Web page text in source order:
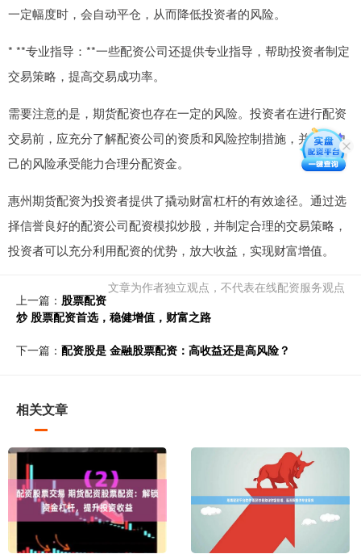
一定幅度时，会自动平仓，从而降低投资者的风险。
* **专业指导：**一些配资公司还提供专业指导，帮助投资者制定
交易策略，提高交易成功率。
需要注意的是，期货配资也存在一定的风险。投资者在进行配资
交易前，应充分了解配资公司的资质和风险控制措施，并根据自
己的风险承受能力合理分配资金。
惠州期货配资为投资者提供了撬动财富杠杆的有效途径。通过选
择信誉良好的配资公司配资模拟炒股，并制定合理的交易策略，
投资者可以充分利用配资的优势，放大收益，实现财富增值。
文章为作者独立观点，不代表在线配资服务观点
上一篇： 股票配资
炒 股票配资首选，稳健增值，财富之路
下一篇： 配资股是 金融股票配资：高收益还是高风险？
相关文章